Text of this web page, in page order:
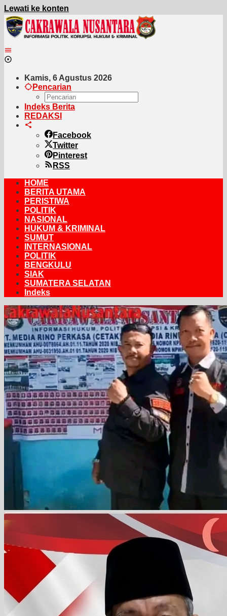
Lewati ke konten
Kamis, 6 Agustus 2026
Pencarian
Indeks Berita
REDAKSI
Facebook
Twitter
Pinterest
RSS
HOME
BERITA UTAMA
PERISTIWA
POLITIK
NASIONAL
HUKUM & KRIMINAL
SUMUT
INTERNASIONAL
POLITIK
BENGKULU
SIAK
SUMATERA SELATAN
Indeks